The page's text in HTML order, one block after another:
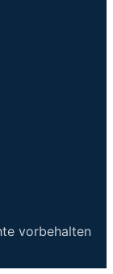
vorbehalten